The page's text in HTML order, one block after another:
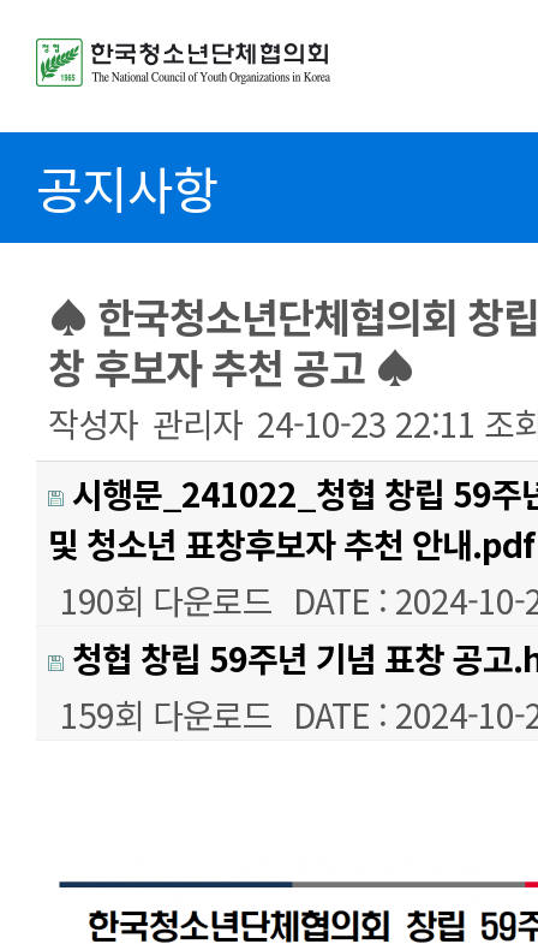
공지사항
♠ 한국청소년단체협의회 창
창 후보자 추천 공고 ♠
작성자 관리자 24-10-23 22:11 조
시행문_241022_청협 창립 59주
및 청소년 표창후보자 추천 안내.pdf
190회 다운로드 DATE : 2024-
청협 창립 59주년 기념 표창 공고
159회 다운로드 DATE : 2024-
본문